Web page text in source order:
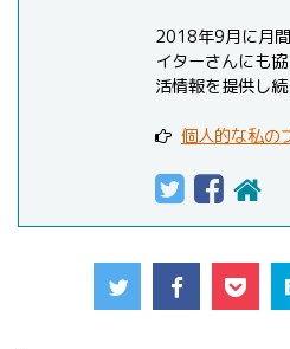
2018年9月に月
イターさんにも
活情報を提供し
個人的な私の